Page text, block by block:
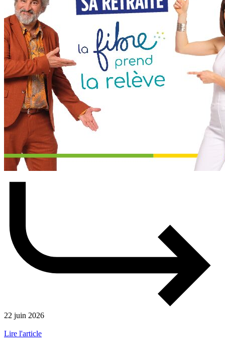
22 juin 2026
Lire l'article